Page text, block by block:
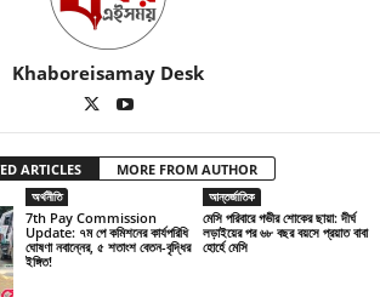
Khaboreisamay Desk
ARTICLES MORE FROM AUTHOR
অর্থনীতি
7th Pay Commission
Update: ৭ম পে কমিশনের কার্যপরিধি
ঘোষণা নবান্নের, ৫ শতাংশ বেতন-বৃদ্ধির
ইঙ্গিত!
আন্তর্জাতিক
মেসি পরিবারে গভীর শোকের ছায়া: দীর্ঘ
লড়াইয়ের পর ৬৮ বছর বয়সে প্রয়াত বাবা
হোর্হে মেসি